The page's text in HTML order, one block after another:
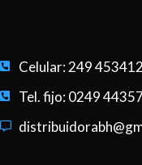
Celular: 249
Tel. fijo: 0249